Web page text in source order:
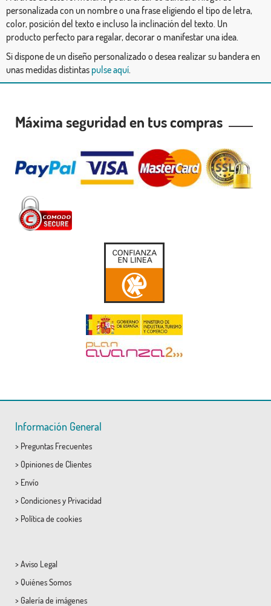
personalizada con un nombre o una frase eligiendo el tipo de letra,
color, posición del texto e incluso la inclinación del texto. Un
producto perfecto para regalar, decorar o manifestar una idea.
Si dispone de un diseño personalizado o desea realizar su bandera en
unas medidas distintas pulse aquí.
Máxima seguridad en tus compras
Información General
> Preguntas Frecuentes
> Opiniones de Clientes
> Envío
> Condicionesy Privacidad
> Política de cookies
> Aviso Legal
> Quiénes Somos
> Galería de imágenes